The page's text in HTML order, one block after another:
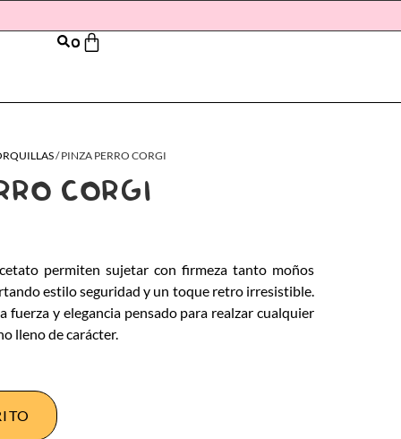
0
/ PINZA PERRO CORGI
CORGI
permiten sujetar con firmeza tanto moños
estilo seguridad y un toque retro irresistible.
fuerza y elegancia pensado para realzar cualquier
lleno de carácter.